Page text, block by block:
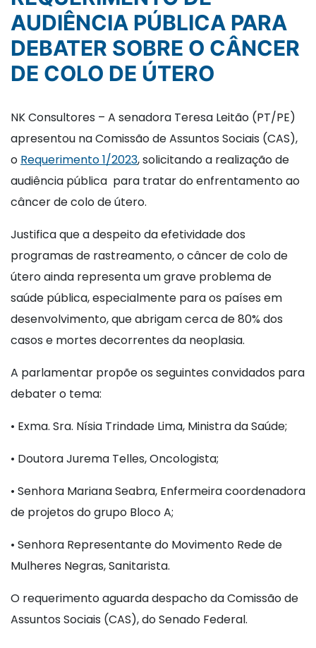
AUDIÊNCIA PÚBLICA PARA
DEBATER SOBRE O CÂNCER
DE COLO DE ÚTERO
NK Consultores – A senadora Teresa Leitão (PT/PE)
apresentou na Comissão de Assuntos Sociais (CAS),
o Requerimento 1/2023, solicitando a realização de
audiência pública para tratar do enfrentamento ao
câncer de colo de útero.
Justifica que a despeito da efetividade dos
programas de rastreamento, o câncer de colo de
útero ainda representa um grave problema de
saúde pública, especialmente para os países em
desenvolvimento, que abrigam cerca de 80% dos
casos e mortes decorrentes da neoplasia.
A parlamentar propõe os seguintes convidados para
debater o tema:
• Exma. Sra. Nísia Trindade Lima, Ministra da Saúde;
• Doutora Jurema Telles, Oncologista;
• Senhora Mariana Seabra, Enfermeira coordenadora
de projetos do grupo Bloco A;
• Senhora Representante do Movimento Rede de
Mulheres Negras, Sanitarista.
O requerimento aguarda despacho da Comissão de
Assuntos Sociais (CAS), do Senado Federal.